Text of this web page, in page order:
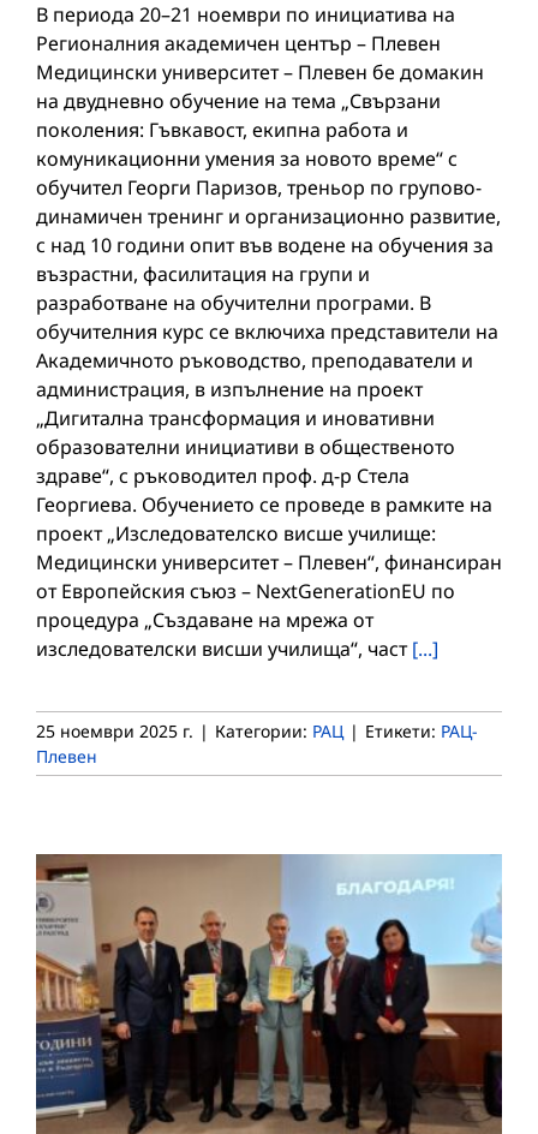
В периода 20–21 ноември по инициатива на
Регионалния академичен център – Плевен
Медицински университет – Плевен бе домакин
на двудневно обучение на тема „Свързани
поколения: Гъвкавост, екипна работа и
комуникационни умения за новото време“ с
обучител Георги Паризов, треньор по групово-
динамичен тренинг и организационно развитие,
с над 10 години опит във водене на обучения за
възрастни, фасилитация на групи и
разработване на обучителни програми. В
обучителния курс се включиха представители на
Академичното ръководство, преподаватели и
администрация, в изпълнение на проект
„Дигитална трансформация и иновативни
образователни инициативи в общественото
здраве“, с ръководител проф. д-р Стела
Георгиева. Обучението се проведе в рамките на
проект „Изследователско висше училище:
Медицински университет – Плевен“, финансиран
от Европейския съюз – NextGenerationEU по
процедура „Създаване на мрежа от
изследователски висши училища“, част[...]
25 ноември 2025 г. | Категории: РАЦ | Етикети: РАЦ-
Плевен